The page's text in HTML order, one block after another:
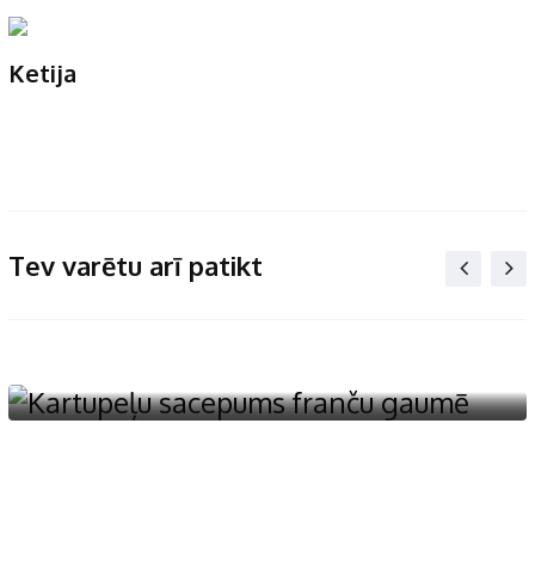
Ketija
Tev varētu arī patikt